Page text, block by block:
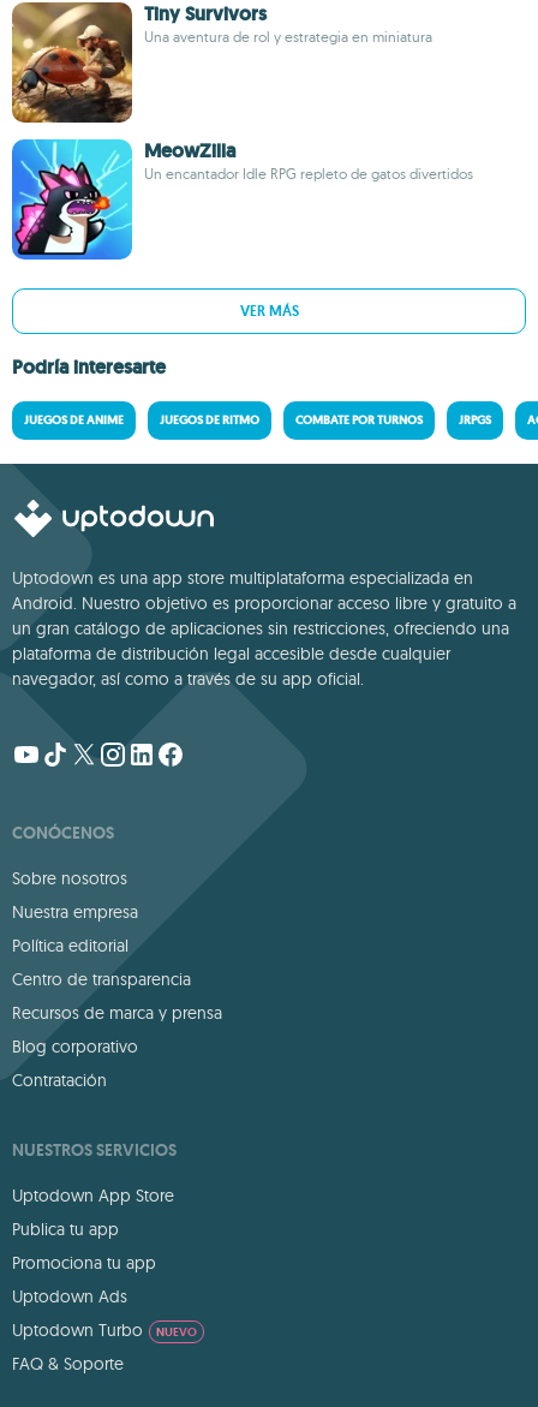
Tiny Survivors
Una aventura de rol y estrategia en miniatura
MeowZilla
Un encantador Idle RPG repleto de gatos divertidos
VER MÁS
Podría interesarte
JUEGOS DE ANIME JUEGOS DE RITMO COMBATE POR TURNOS JRPGS
Uptodown es una app store multiplataforma especializada en
Android. Nuestro objetivo es proporcionar acceso libre y gratuito a
un gran catálogo de aplicaciones sin restricciones, ofreciendo una
plataforma de distribución legal accesible desde cualquier
navegador, así como a través de su app oficial.
CONÓCENOS
Sobre nosotros
Nuestra empresa
Política editorial
Centro de transparencia
Recursos de marca y prensa
Blog corporativo
Contratación
NUESTROS SERVICIOS
Uptodown App Store
Publica tu app
Promociona tu app
Uptodown Ads
Uptodown Turbo
NUEVO
FAQ & Soporte